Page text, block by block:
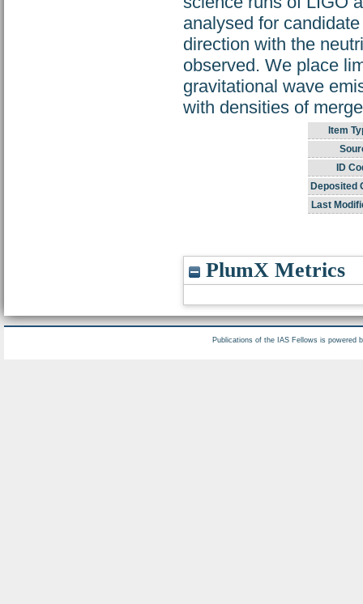
analysed for
direction with the
observed. We place
gravitational wave
with densities of
Item
ID
Deposited
Last
PlumX Metrics
Publications of the IAS Fellows is powered